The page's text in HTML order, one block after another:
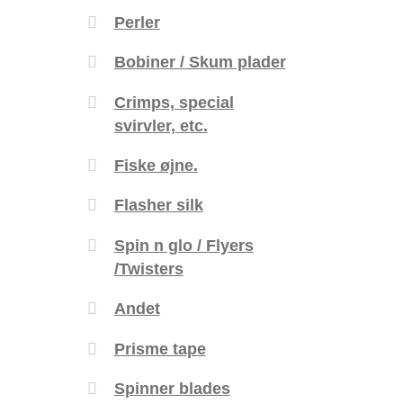
Perler
Bobiner / Skum plader
Crimps, special
svirvler, etc.
Fiske øjne.
Flasher silk
Spin n glo / Flyers
/Twisters
Andet
Prisme tape
Spinner blades